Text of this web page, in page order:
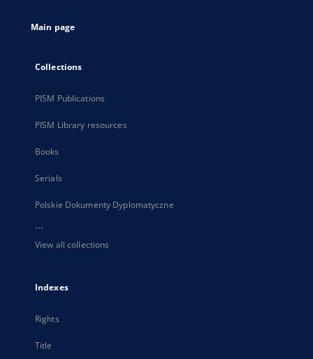
Main page
Collections
PISM Publications
PISM Library resources
Books
Serials
Polskie Dokumenty Dyplomatyczne
...
View all collections
Indexes
Rights
Title